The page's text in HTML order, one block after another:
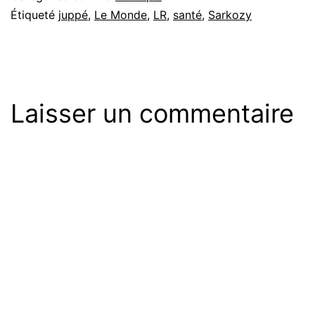
Étiqueté juppé, Le Monde, LR, santé, Sarkozy
Laisser un commentaire